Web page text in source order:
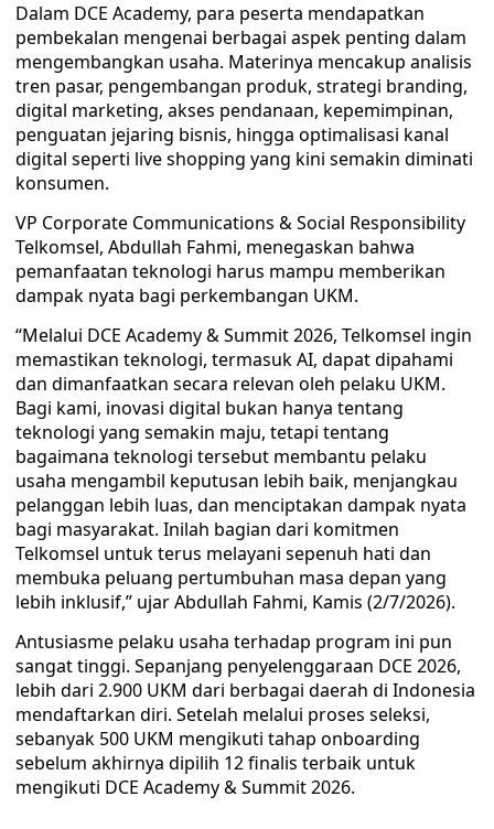
Dalam DCE Academy, para peserta mendapatkan
pembekalan mengenai berbagai aspek penting dalam
mengembangkan usaha. Materinya mencakup analisis
tren pasar, pengembangan produk, strategi branding,
digital marketing, akses pendanaan, kepemimpinan,
penguatan jejaring bisnis, hingga optimalisasi kanal
digital seperti live shopping yang kini semakin diminati
konsumen.
VP Corporate Communications & Social Responsibility
Telkomsel, Abdullah Fahmi, menegaskan bahwa
pemanfaatan teknologi harus mampu memberikan
dampak nyata bagi perkembangan UKM.
“Melalui DCE Academy & Summit 2026, Telkomsel ingin
memastikan teknologi, termasuk AI, dapat dipahami
dan dimanfaatkan secara relevan oleh pelaku UKM.
Bagi kami, inovasi digital bukan hanya tentang
teknologi yang semakin maju, tetapi tentang
bagaimana teknologi tersebut membantu pelaku
usaha mengambil keputusan lebih baik, menjangkau
pelanggan lebih luas, dan menciptakan dampak nyata
bagi masyarakat. Inilah bagian dari komitmen
Telkomsel untuk terus melayani sepenuh hati dan
membuka peluang pertumbuhan masa depan yang
lebih inklusif,” ujar Abdullah Fahmi, Kamis (2/7/2026).
Antusiasme pelaku usaha terhadap program ini pun
sangat tinggi. Sepanjang penyelenggaraan DCE 2026,
lebih dari 2.900 UKM dari berbagai daerah di Indonesia
mendaftarkan diri. Setelah melalui proses seleksi,
sebanyak 500 UKM mengikuti tahap onboarding
sebelum akhirnya dipilih 12 finalis terbaik untuk
mengikuti DCE Academy & Summit 2026.